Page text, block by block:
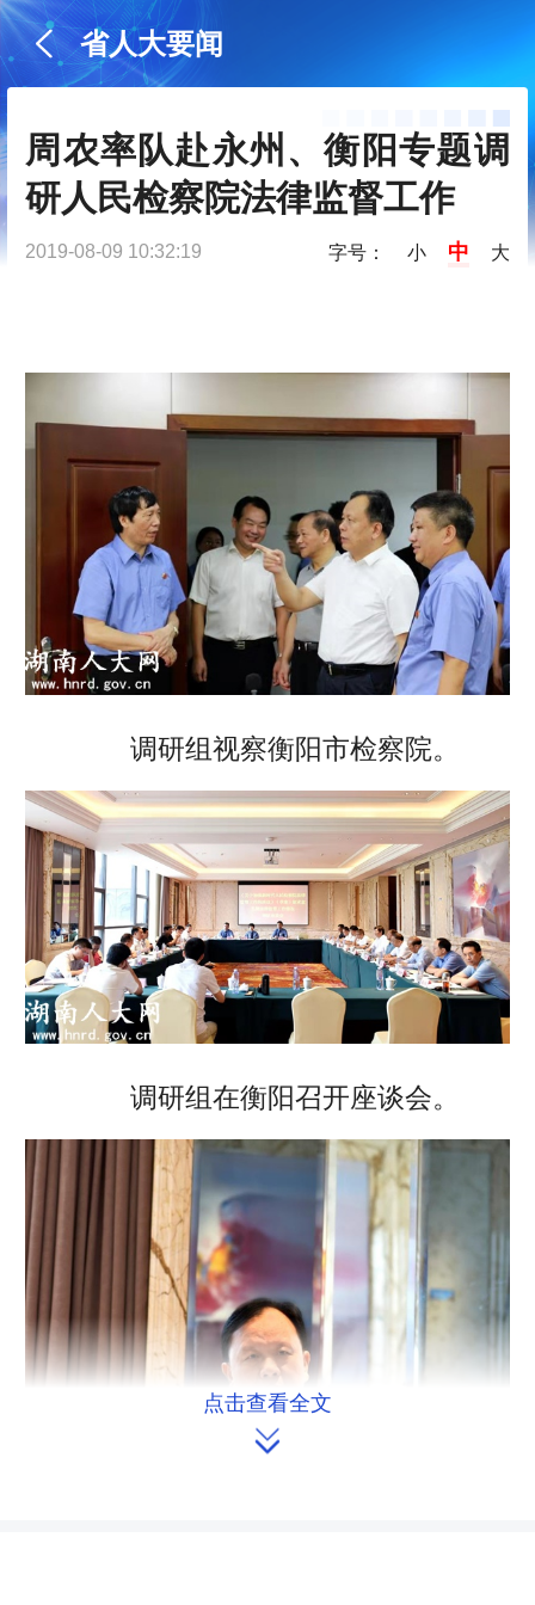
省人大要闻
周农率队赴永州、衡阳专题调
研人民检察院法律监督工作
2019-08-09 10:32:19 字号： 小 中 大
调研组视察衡阳市检察院。
调研组在衡阳召开座谈会。
点击查看全文
